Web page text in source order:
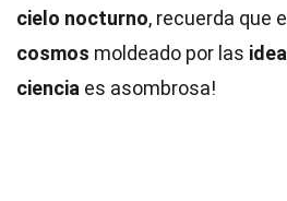
cielo nocturno, recuerda que
cosmos moldeado por las
ciencia es asombrosa!